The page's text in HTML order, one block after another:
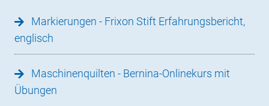
Markierungen - Frixon Stift Erfahrungsbericht,
englisch
Maschinenquilten - Bernina-Onlinekurs mit
Übungen